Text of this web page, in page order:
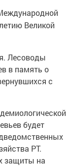
Великой
Лесоводы
в память о
с
будет
РТ.
защиты на